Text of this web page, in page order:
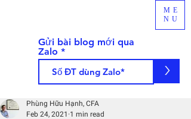
ME
NU
Gửi bài blog mới qua
Zalo
>
Phùng Hữu Hạnh, CFA
Feb 24, 2021 1 min read